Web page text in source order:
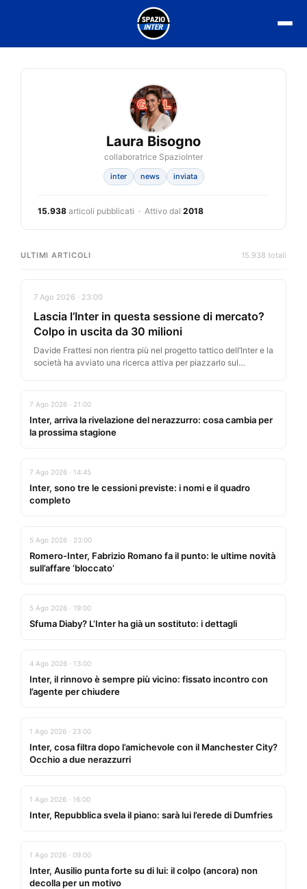
Laura Bisogno
collaboratrice SpazioInter
inter news inviata
15.938 articoli pubblicati · Attivo dal 2018
ULTIMI ARTICOLI 15.938 totali
7 Ago 2026 · 23:00
Lascia l’Inter in questa sessione di mercato?
Colpo in uscita da 30 milioni
Davide Frattesi non rientra più nel progetto tattico dell’Inter e la
società ha avviato una ricerca attiva per piazzarlo sul…
7 Ago 2026 · 21:00
Inter, arriva la rivelazione del nerazzurro: cosa cambia per
la prossima stagione
7 Ago 2026 · 14:45
Inter, sono tre le cessioni previste: i nomi e il quadro
completo
5 Ago 2026 · 23:00
Romero-Inter, Fabrizio Romano fa il punto: le ultime novità
sull’affare ‘bloccato’
5 Ago 2026 · 19:00
Sfuma Diaby? L’Inter ha già un sostituto: i dettagli
4 Ago 2026 · 13:00
Inter, il rinnovo è sempre più vicino: fissato incontro con
l’agente per chiudere
1 Ago 2026 · 23:00
Inter, cosa filtra dopo l’amichevole con il Manchester City?
Occhio a due nerazzurri
1 Ago 2026 · 16:00
Inter, Repubblica svela il piano: sarà lui l’erede di Dumfries
1 Ago 2026 · 09:00
Inter, Ausilio punta forte su di lui: il colpo (ancora) non
decolla per un motivo